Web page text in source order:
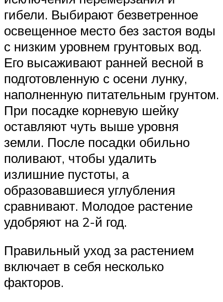
гибели. Выбирают безветренное
освещенное место без застоя воды
с низким уровнем грунтовых вод.
Его высаживают ранней весной в
подготовленную с осени лунку,
наполненную питательным грунтом.
При посадке корневую шейку
оставляют чуть выше уровня
земли. После посадки обильно
поливают, чтобы удалить
излишние пустоты, а
образовавшиеся углубления
сравнивают. Молодое растение
удобряют на 2-й год.
Правильный уход за растением
включает в себя несколько
факторов.